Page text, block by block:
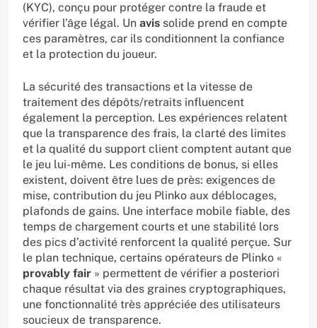
(KYC), conçu pour protéger contre la fraude et
vérifier l’âge légal. Un avis solide prend en compte
ces paramètres, car ils conditionnent la confiance
et la protection du joueur.
La sécurité des transactions et la vitesse de
traitement des dépôts/retraits influencent
également la perception. Les expériences relatent
que la transparence des frais, la clarté des limites
et la qualité du support client comptent autant que
le jeu lui-même. Les conditions de bonus, si elles
existent, doivent être lues de près: exigences de
mise, contribution du jeu Plinko aux déblocages,
plafonds de gains. Une interface mobile fiable, des
temps de chargement courts et une stabilité lors
des pics d’activité renforcent la qualité perçue. Sur
le plan technique, certains opérateurs de Plinko «
provably fair » permettent de vérifier a posteriori
chaque résultat via des graines cryptographiques,
une fonctionnalité très appréciée des utilisateurs
soucieux de transparence.